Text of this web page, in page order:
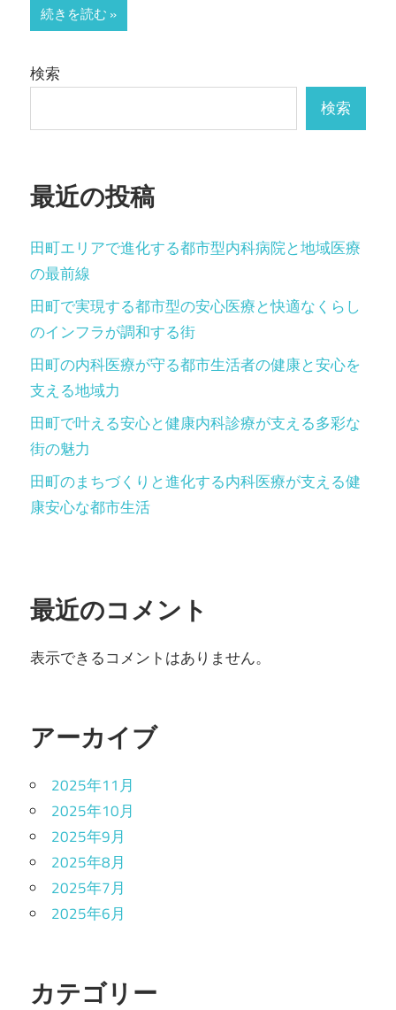
続きを読む
検索
検索
最近の投稿
田町エリアで進化する都市型内科病院と地域医療
の最前線
田町で実現する都市型の安心医療と快適なくらし
のインフラが調和する街
田町の内科医療が守る都市生活者の健康と安心を
支える地域力
田町で叶える安心と健康内科診療が支える多彩な
街の魅力
田町のまちづくりと進化する内科医療が支える健
康安心な都市生活
最近のコメント
表示できるコメントはありません。
アーカイブ
2025年11月
2025年10月
2025年9月
2025年8月
2025年7月
2025年6月
カテゴリー